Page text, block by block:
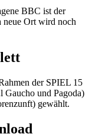
BBC ist der
neue Ort wird noch
der SPIEL 15
und Pagoda)
gewählt.